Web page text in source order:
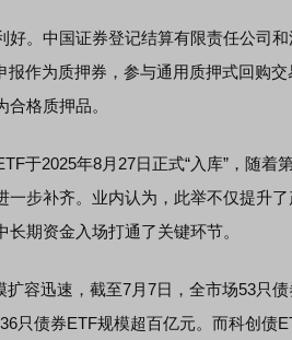
。中国证券登记结算有限责任公司和
报作为质押券，参与通用质押式回购
格质押品。
2025年8月27日正式“入库”，随着
一步补齐。业内认为，此举不仅提升
长期资金入场打通了关键环节。
迅速，截至7月7日，全市场53只债
只债券ETF规模超百亿元。而科创债